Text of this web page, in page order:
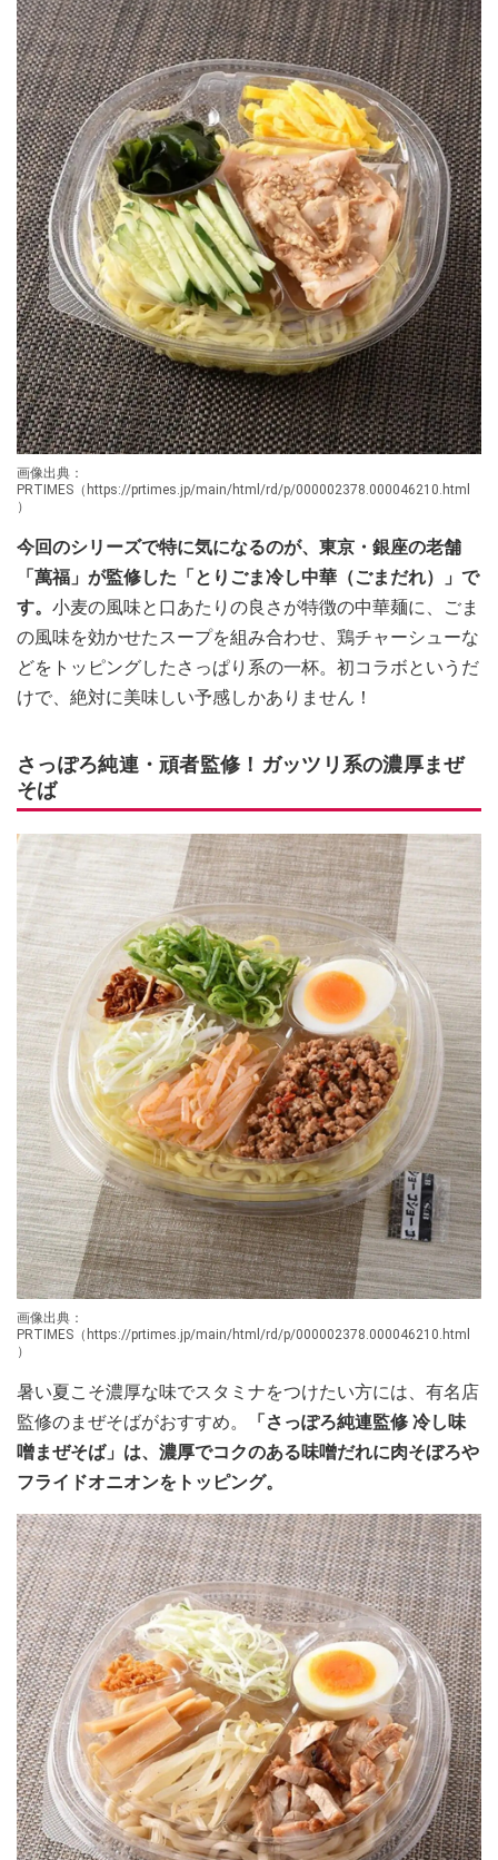
画像出典：
PRTIMES（https://prtimes.jp/main/html/rd/p/000002378.000046210.html
）
今回のシリーズで特に気になるのが、東京・銀座の老舗
「萬福」が監修した「とりごま冷し中華（ごまだれ）」で
す。 小麦の風味と口あたりの良さが特徴の中華麺に、ごま
の風味を効かせたスープを組み合わせ、鶏チャーシューな
どをトッピングしたさっぱり系の一杯。初コラボというだ
けで、絶対に美味しい予感しかありません！
さっぽろ純連・頑者監修！ガッツリ系の濃厚まぜ
そば
画像出典：
PRTIMES（https://prtimes.jp/main/html/rd/p/000002378.000046210.html
）
暑い夏こそ濃厚な味でスタミナをつけたい方には、有名店
監修のまぜそばがおすすめ。
「さっぽろ純連監修 冷し味
噌まぜそば」は、濃厚でコクのある味噌だれに肉そぼろや
フライドオニオンをトッピング。